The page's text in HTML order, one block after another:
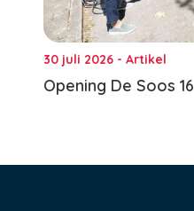
30 juli 2026 - Artikel
Opening De Soos 16